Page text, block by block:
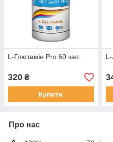
L-Глютамін Pro 60 кап.
320 ₴
Купити
Про нас